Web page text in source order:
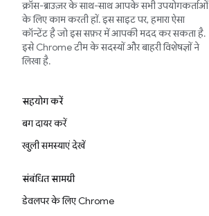
क्रॉस-ब्राउज़र के साथ-साथ आपके सभी उपयोगकर्ताओं
के लिए काम करती हों. इस साइट पर, हमारा ऐसा
कॉन्टेंट है जो इस सफ़र में आपकी मदद कर सकता है.
इसे Chrome टीम के सदस्यों और बाहरी विशेषज्ञों ने
लिखा है.
सहयोग करें
बग दायर करें
खुली समस्याएं देखें
संबंधित सामग्री
डेवलपर के लिए Chrome